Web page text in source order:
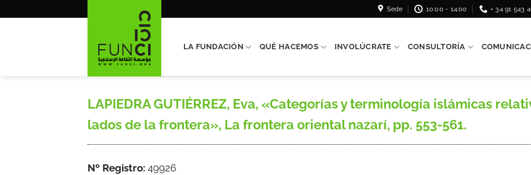
Sede 10:00 - 14:00 + 34 91 543
LA FUNDACIÓN QUÉ HACEMOS INVOLÚCRATE CONSULTORÍA
LAPIEDRA GUTIÉRREZ, Eva, «Categorías y terminología islámicas
lados de la frontera», La frontera oriental nazarí, pp. 553-561.
Nº Registro: 49926